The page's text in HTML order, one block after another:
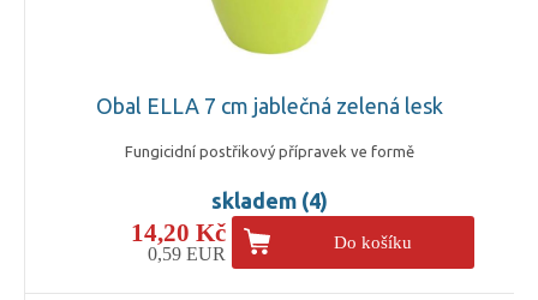
Obal ELLA 7 cm jablečná zelená lesk
Fungicidní postřikový přípravek ve formě
skladem (4)
14,20 Kč
0,59 EUR
Do košíku